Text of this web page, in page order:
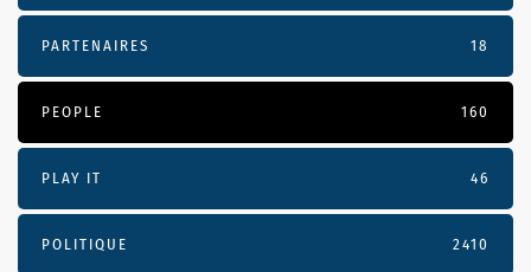
PARTENAIRES 18
PEOPLE 160
PLAY IT 46
POLITIQUE 2410